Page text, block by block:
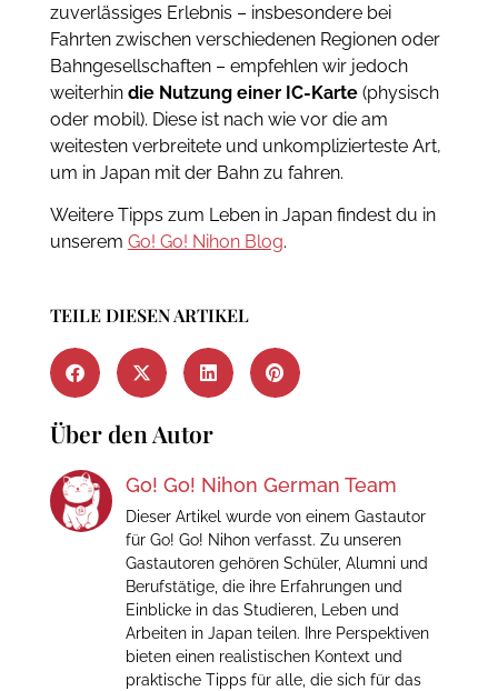
zuverlässiges Erlebnis – insbesondere bei
Fahrten zwischen verschiedenen Regionen oder
Bahngesellschaften – empfehlen wir jedoch
weiterhin die Nutzung einer IC-Karte(physisch
oder mobil). Diese ist nach wie vor die am
weitesten verbreitete und unkomplizierteste Art,
um in Japan mit der Bahn zu fahren.
Weitere Tipps zum Leben in Japan findest du in
unserem Go! Go! Nihon Blog.
TEILE DIESEN ARTIKEL
Über den Autor
Go! Go! Nihon German Team
Dieser Artikel wurde von einem Gastautor
für Go! Go! Nihon verfasst. Zu unseren
Gastautoren gehören Schüler, Alumni und
Berufstätige, die ihre Erfahrungen und
Einblicke in das Studieren, Leben und
Arbeiten in Japan teilen. Ihre Perspektiven
bieten einen realistischen Kontext und
praktische Tipps für alle, die sich für das